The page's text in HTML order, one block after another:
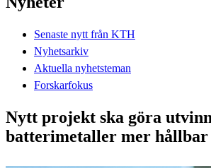
Senaste nytt från KTH
Nyhetsarkiv
Aktuella nyhetsteman
Forskarfokus
Nytt projekt ska göra
batterimetaller mer hållbar